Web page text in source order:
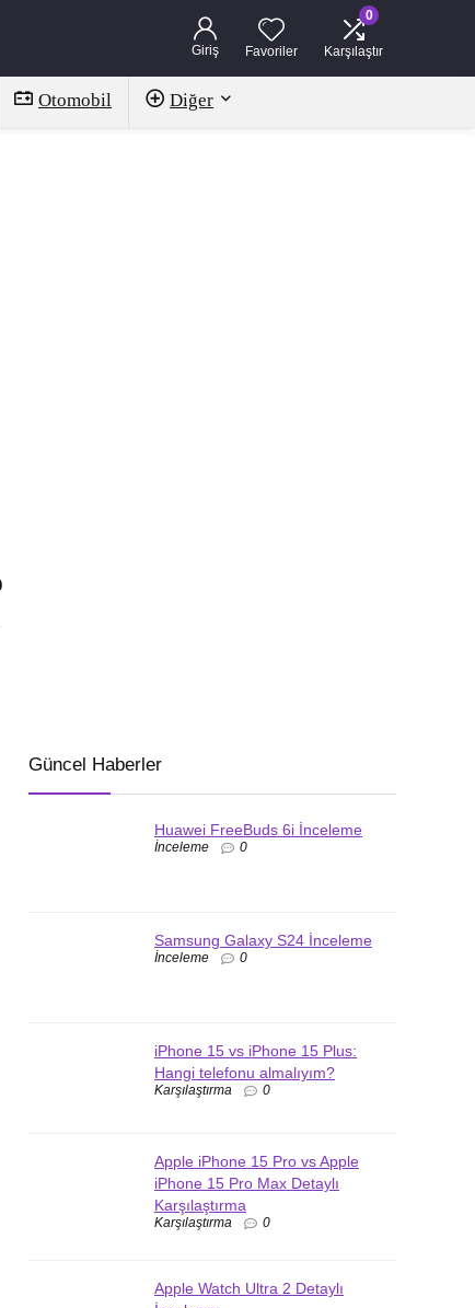
Giriş Favoriler
0
Karşılaştır
Otomobil Diğer
Güncel Haberler
Huawei FreeBuds 6i İnceleme
İnceleme 0
Samsung Galaxy S24 İnceleme
İnceleme 0
iPhone 15 vs iPhone 15 Plus:
Hangi telefonu almalıyım?
Karşılaştırma 0
Apple iPhone 15 Pro vs Apple
iPhone 15 Pro Max Detaylı
Karşılaştırma
Karşılaştırma 0
Apple Watch Ultra 2 Detaylı